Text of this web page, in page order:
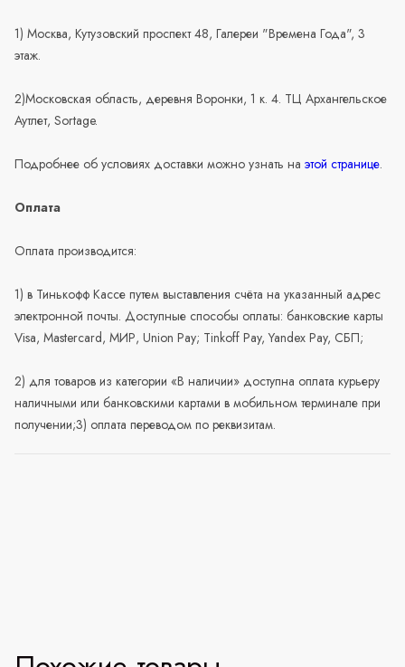
1) Москва, Кутузовский проспект 48, Галереи "Времена Года", 3
этаж.
2)Московская область, деревня Воронки, 1 к. 4. ТЦ Архангельское
Аутлет, Sortage.
Подробнее об условиях доставки можно узнать на этой странице.
Оплата
Оплата производится:
1) в Тинькофф Кассе путем выставления счёта на указанный адрес
электронной почты. Доступные способы оплаты: банковские карты
Visa, Mastercard, МИР, Union Pay; Tinkoff Pay, Yandex Pay, СБП;
2) для товаров из категории «В наличии» доступна оплата курьеру
наличными или банковскими картами в мобильном терминале при
получении;3) оплата переводом по реквизитам.